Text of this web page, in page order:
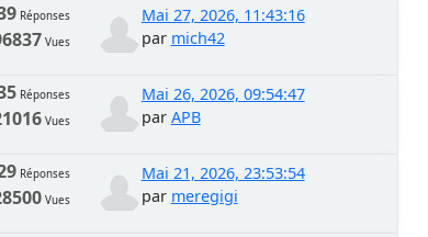
Réponses
Vues
Mai 27, 2026, 11:43:16
par mich42
Réponses
Vues
Mai 26, 2026, 09:54:47
par APB
Réponses
Vues
Mai 21, 2026, 23:53:54
par meregigi